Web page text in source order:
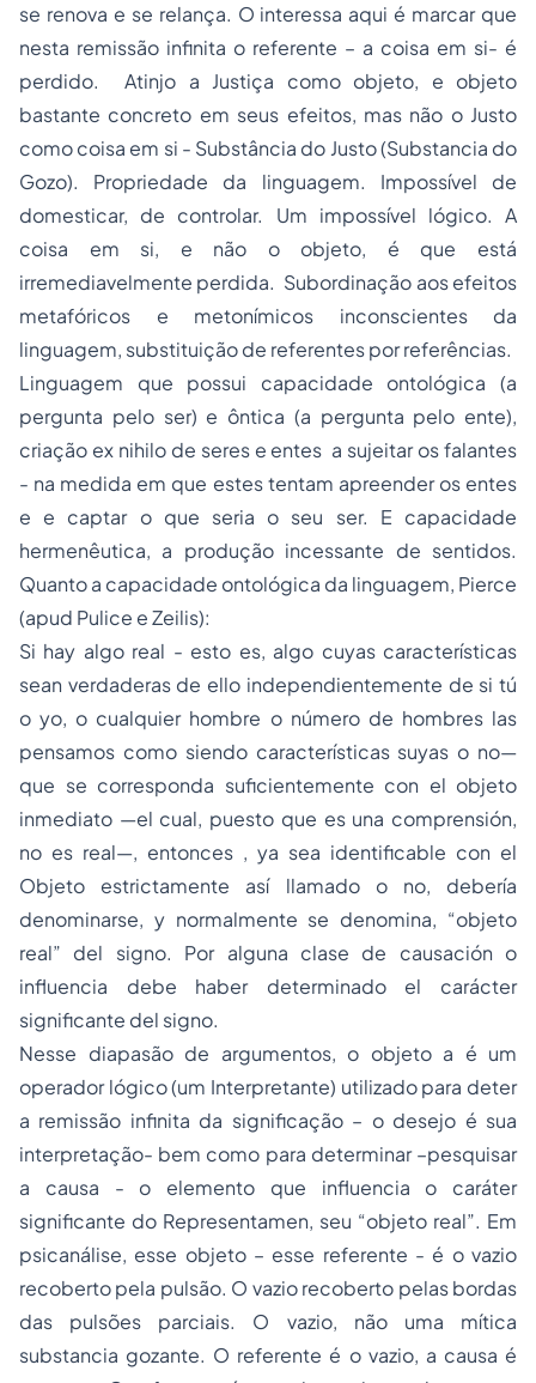
se renova e se relança. O interessa aqui é marcar que
nesta remissão infinita o referente – a coisa em si- é
perdido. Atinjo a Justiça como objeto, e objeto
bastante concreto em seus efeitos, mas não o Justo
como coisa em si - Substância do Justo (Substancia do
Gozo). Propriedade da linguagem. Impossível de
domesticar, de controlar. Um impossível lógico. A
coisa em si, e não o objeto, é que está
irremediavelmente perdida. Subordinação aos efeitos
metafóricos e metonímicos inconscientes da
linguagem, substituição de referentes por referências.
Linguagem que possui capacidade ontológica (a
pergunta pelo ser) e ôntica (a pergunta pelo ente),
criação ex nihilo de seres e entes a sujeitar os falantes
- na medida em que estes tentam apreender os entes
e e captar o que seria o seu ser. E capacidade
hermenêutica, a produção incessante de sentidos.
Quanto a capacidade ontológica da linguagem, Pierce
(apud Pulice e Zeilis):
Si hay algo real - esto es, algo cuyas características
sean verdaderas de ello independientemente de si tú
o yo, o cualquier hombre o número de hombres las
pensamos como siendo características suyas o no—
que se corresponda suficientemente con el objeto
inmediato —el cual, puesto que es una comprensión,
no es real—, entonces , ya sea identificable con el
Objeto estrictamente así llamado o no, debería
denominarse, y normalmente se denomina, “objeto
real” del signo. Por alguna clase de causación o
influencia debe haber determinado el carácter
significante del signo.
Nesse diapasão de argumentos, o objeto a é um
operador lógico (um Interpretante) utilizado para deter
a remissão infinita da significação – o desejo é sua
interpretação- bem como para determinar –pesquisar
a causa - o elemento que influencia o caráter
significante do Representamen, seu “objeto real”. Em
psicanálise, esse objeto – esse referente - é o vazio
recoberto pela pulsão. O vazio recoberto pelas bordas
das pulsões parciais. O vazio, não uma mítica
substancia gozante. O referente é o vazio, a causa é